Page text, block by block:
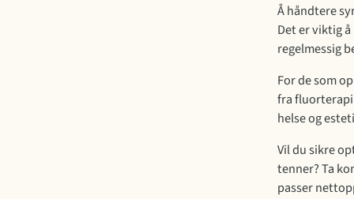
Å håndtere
Det er viktig
regelmessig
For de som
fra
helse og
Vil du sikre
tenner? Ta
passer